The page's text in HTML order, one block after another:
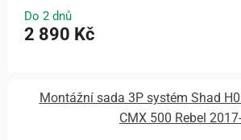
Do 2 dnů
2 890 Kč
Montážní sada 3P systém Shad
CMX 500 Rebel 2017-